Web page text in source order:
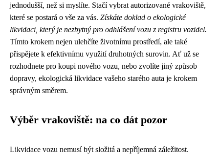
jednodušší, než si myslíte. Stačí vybrat autorizované vrakoviště,
které se postará o vše za vás. Získáte doklad o ekologické
likvidaci, který je nezbytný pro odhlášení vozu z registru vozidel.
Tímto krokem nejen ulehčíte životnímu prostředí, ale také
přispějete k efektivnímu využití druhotných surovin. Ať už se
rozhodnete pro koupi nového vozu, nebo zvolíte jiný způsob
dopravy, ekologická likvidace vašeho starého auta je krokem
správným směrem.
Výběr vrakoviště: na co dát pozor
Likvidace vozu nemusí být složitá a nepříjemná záležitost.